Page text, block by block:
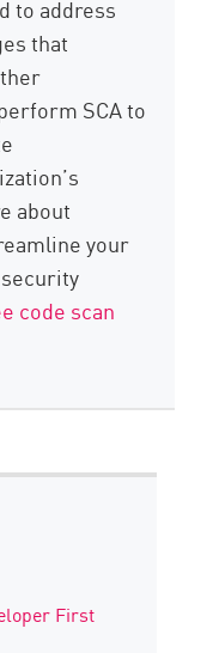
to address
that
SCA to
about
your
code scan
First